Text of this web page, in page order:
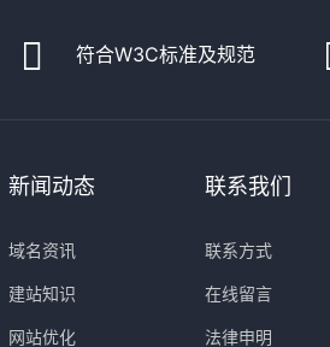
符合W3C标准及规范
新闻动态
域名资讯
建站知识
网站优化
联系我们
联系方式
在线留言
法律申明